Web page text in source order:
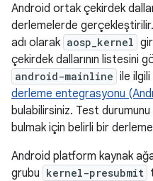
Android ortak çekirdek
derlemelerde gerçekleştirilir.
adı olarak aosp_kernel
çekirdek dallarının listesini
android-mainline ile ilgili
derleme entegrasyonu
bulabilirsiniz. Test durumunu
bulmak için belirli bir
Android platform kaynak
grubu kernel-presubmit